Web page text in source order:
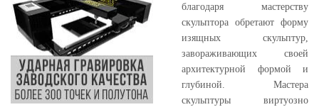
благодаря мастерству
скульптора обретают форму
изящных скульптур,
завораживающих своей
архитектурной формой и
глубиной. Мастера
скульптуры виртуозно